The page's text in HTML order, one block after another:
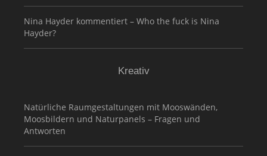
Nina Hayder kommentiert – Who the fuck is Nina
Hayder?
Kreativ
Natürliche Raumgestaltungen mit Mooswänden,
Moosbildern und Naturpanels – Fragen und
Antworten